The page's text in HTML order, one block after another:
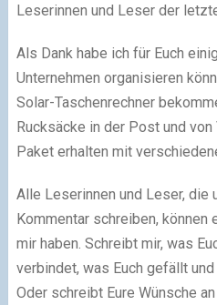
Leserinnen und Leser der
Als Dank habe ich für Euch
Unternehmen organisieren
Solar-Taschenrechner
Rucksäcke in der Post und
Paket erhalten mit
Alle Leserinnen und Leser, die
Kommentar schreiben, können
mir haben. Schreibt mir, was
verbindet, was Euch gefällt
Oder schreibt Eure Wünsche